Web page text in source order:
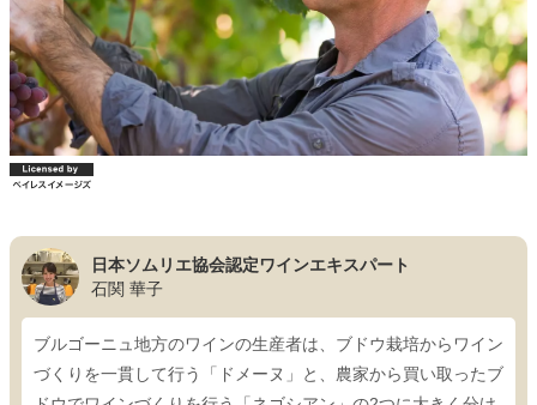
日本ソムリエ協会認定ワインエキスパート
石関 華子
ブルゴーニュ地方のワインの生産者は、ブドウ栽培からワイン
づくりを一貫して行う「ドメーヌ」と、農家から買い取ったブ